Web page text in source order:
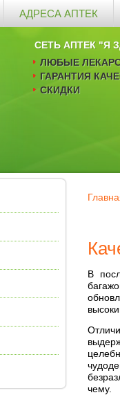
СЕТЬ АПТЕК "Я
ЛЮБЫЕ
ГАРАНТИЯ
СКИДКИ
АДРЕСА АПТЕК
В
чему.